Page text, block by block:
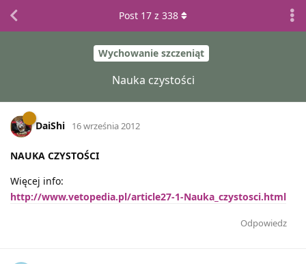
Wychowanie szczeniąt
Nauka czystości
Post 17 z 338
DaiShi 16 września 2012
NAUKA CZYSTOŚCI
Więcej info:
http://www.vetopedia.pl/article27-1-Nauka_czystosci.html
Odpowiedz